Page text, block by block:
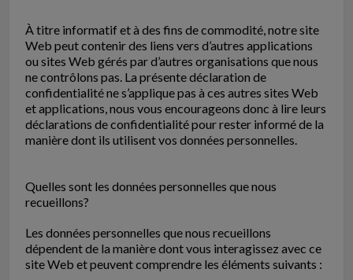
À titre informatif et à des fins de commodité, notre site
Web peut contenir des liens vers d’autres applications
ou sites Web gérés par d’autres organisations que nous
ne contrôlons pas. La présente déclaration de
confidentialité ne s’applique pas à ces autres sites Web
et applications, nous vous encourageons donc à lire leurs
déclarations de confidentialité pour rester informé de la
manière dont ils utilisent vos données personnelles.
Quelles sont les données personnelles que nous
recueillons?
Les données personnelles que nous recueillons
dépendent de la manière dont vous interagissez avec ce
site Web et peuvent comprendre les éléments suivants :